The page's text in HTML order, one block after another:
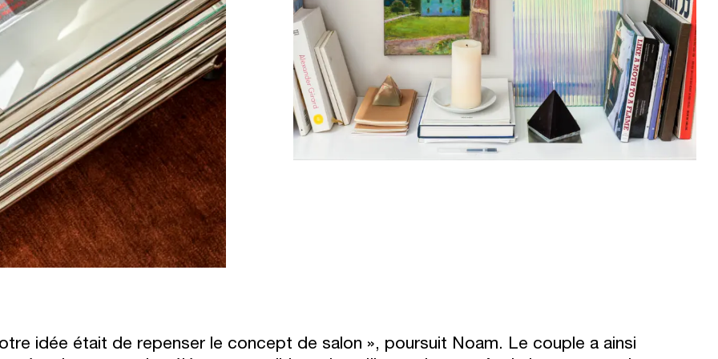
idée était de repenser le concept de salon », poursuit Noam. Le couple a ainsi